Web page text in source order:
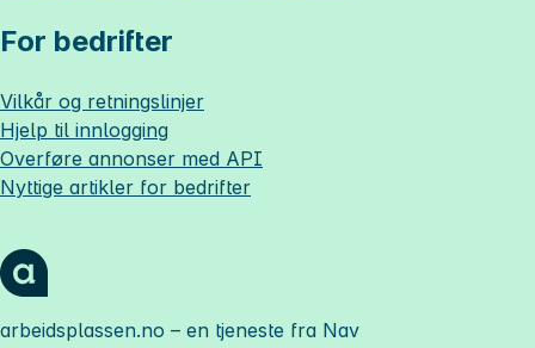
For bedrifter
Vilkår og retningslinjer
Hjelp til innlogging
Overføre annonser med API
Nyttige artikler for bedrifter
arbeidsplassen.no – en tjeneste fra Nav